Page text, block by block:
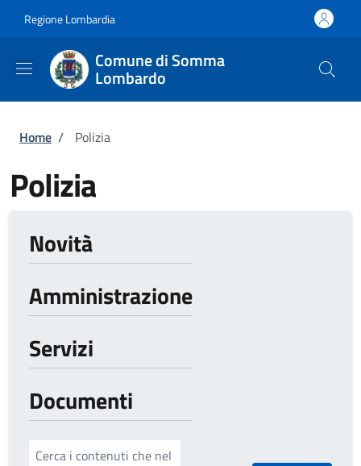
Regione Lombardia
Comune di Somma
Lombardo
Briciole di pane
Home / Polizia
Polizia
Novità
Amministrazione
Servizi
Documenti
Cerca i contenuti che nel